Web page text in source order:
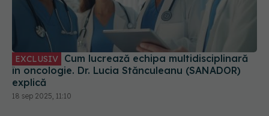
EXCLUSIV
în oncologie. Dr. Lucia Stănculeanu (SANADOR)
explică
18 sep 2025, 11:10